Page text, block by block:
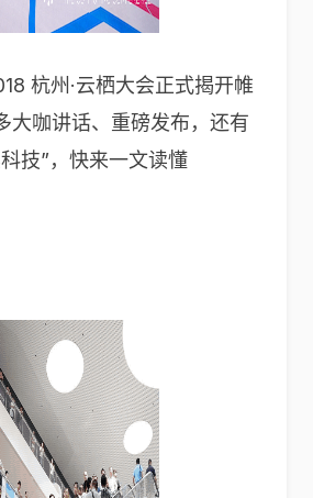
杭州·云栖大会正式揭开帷
大咖讲话、重磅发布，还有
技”，快来一文读懂